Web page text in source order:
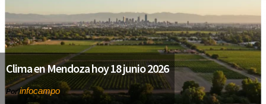
Clima en Mendoza hoy 18 junio 2026
Porinfocampo